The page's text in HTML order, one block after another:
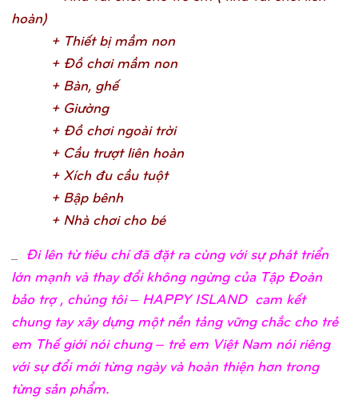
hoàn)
+ Thiết bịmầm non
+ Đồchơi mầm non
+ Bàn, ghế
+ Giường
+ Đồchơi ngoài trời
+ Cầu trượt liên hoàn
+ Xích đu cầu tuột
+ Bập bênh
+ Nhà chơi cho bé
Đi lên từ tiêu chí đã đặt ra cùng với sự phát triển
lớn mạnh và thay đổi không ngừng của Tập Đoàn
bảo trợ , chúng tôi – HAPPY ISLAND cam kết
chung tay xây dựng một nền tảng vững chắc cho trẻ
em Thế giới nói chung – trẻ em Việt Nam nói riêng
với sự đổi mới từng ngày và hoàn thiện hơn trong
từng sản phẩm.